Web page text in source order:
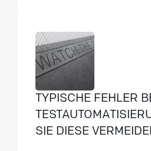
TYPISCHE FEHLER
SIE DIESE